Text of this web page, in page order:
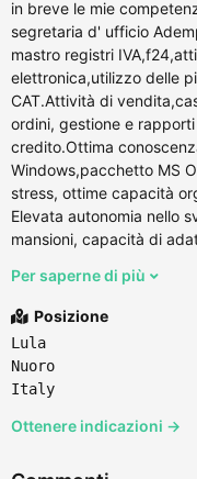
in breve le mie
segretaria d' ufficio
mastro registri
elettronica,utilizzo delle
CAT.Attività di
ordini, gestione e
credito.Ottima
Windows,pacchetto MS
stress, ottime capacità
Elevata autonomia nello
mansioni, capacità di
Per saperne di più
Posizione
Lula
Nuoro
Italy
Ottenere indicazioni →